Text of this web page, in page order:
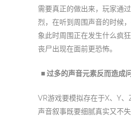
需要真正的做出来，玩家通
烈，在听到周围声音的时候
象此时周围正在发生什么疯
丧尸出现在面前更恐怖。
■ 过多的声音元素反而造成
VR游戏要模拟存在于X、Y、
声音叙事既要细腻真实又不